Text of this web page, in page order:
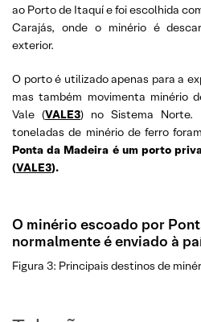
ao Porto de Itaquí e foi escolhida
Carajás, onde o minério é
exterior.
O porto é utilizado apenas para a
mas também movimenta minério
Vale (VALE3) no Sistema Norte.
toneladas de minério de ferro
Ponta da Madeira é um porto
(VALE3).
O minério escoado por
normalmente é enviado à
Figura 3: Principais destinos de